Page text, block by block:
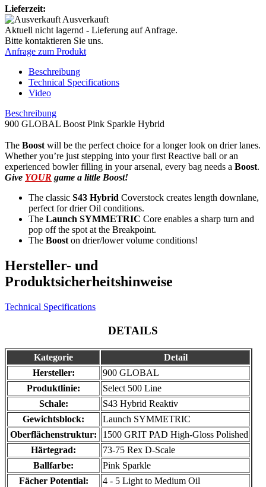
Lieferzeit:
Ausverkauft
Aktuell nicht lagernd - Lieferung auf Anfrage.
Bitte kontaktieren Sie uns.
Anfrage zum Produkt
Beschreibung
Technical Specifications
Video
Beschreibung
900 GLOBAL Boost Pink Sparkle Hybrid
The Boost will be the perfect choice for a longer look on drier lanes.
Whether you’re just stepping into your first Reactive ball or an
experienced bowler filling in your arsenal, every bag needs a Boost.
Give YOUR game a little Boost!
The classic S43 Hybrid Coverstock creates length downlane,
perfect for drier Oil conditions.
The Launch SYMMETRIC Core enables a sharp turn and
pop off the spot at the Breakpoint.
The Boost on drier/lower volume conditions!
Hersteller- und
Produktsicherheitshinweise
Technical Specifications
DETAILS
Kategorie
Detail
Hersteller:
900 GLOBAL
Produktlinie:
Select 500 Line
Schale:
S43 Hybrid Reaktiv
Gewichtsblock:
Launch SYMMETRIC
Oberflächenstruktur:
1500 GRIT PAD High-Gloss Polished
Härtegrad:
73-75 Rex D-Scale
Ballfarbe:
Pink Sparkle
Fächer Potential:
4 - 5 Light to Medium Oil